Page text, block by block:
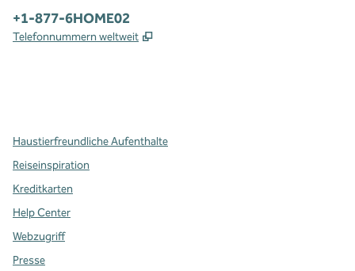
Telefon:
+1-877-6HOME02
Telefonnummern weltweit ,
Haustierfreundliche Aufenthalte
Reiseinspiration
Kreditkarten
Help Center
Webzugriff
Presse